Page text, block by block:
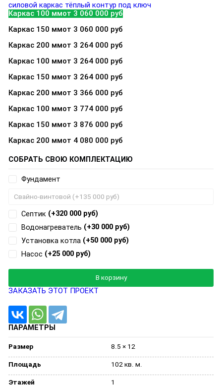
силовой каркас тёплый контур под ключ
Каркас 100 ммот 3 060 000 руб
Каркас 150 ммот 3 060 000 руб
Каркас 200 ммот 3 264 000 руб
Каркас 100 ммот 3 264 000 руб
Каркас 150 ммот 3 264 000 руб
Каркас 200 ммот 3 366 000 руб
Каркас 100 ммот 3 774 000 руб
Каркас 150 ммот 3 876 000 руб
Каркас 200 ммот 4 080 000 руб
СОБРАТЬ СВОЮ КОМПЛЕКТАЦИЮ
Фундамент
Септик (+320 000 руб)
Водонагреватель (+30 000 руб)
Установка котла (+50 000 руб)
Насос (+25 000 руб)
Добавляется...
В корзину
ЗАКАЗАТЬ ЭТОТ ПРОЕКТ
ПАРАМЕТРЫ
Размер 8.5 × 12
Площадь 102 кв. м.
Этажей 1